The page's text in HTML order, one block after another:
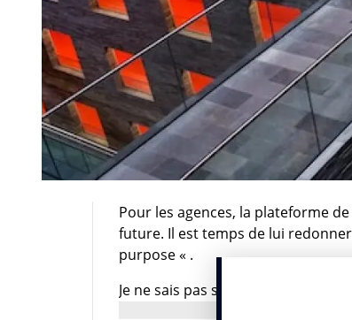
Pour les agences, la plateforme
future. Il est temps de lui
purpose « .
Je ne sais pas si vous avez